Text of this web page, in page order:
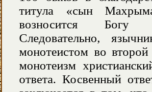
титула «сын
возносится Богу
Следовательно,
монотеистом во
монотеизм
ответа. Косвенный